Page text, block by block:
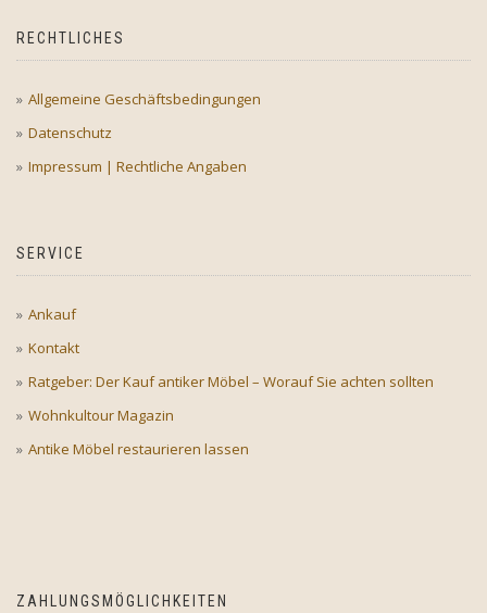
RECHTLICHES
Allgemeine Geschäftsbedingungen
Datenschutz
Impressum | Rechtliche Angaben
SERVICE
Ankauf
Kontakt
Ratgeber: Der Kauf antiker Möbel – Worauf Sie achten sollten
Wohnkultour Magazin
Antike Möbel restaurieren lassen
ZAHLUNGSMÖGLICHKEITEN